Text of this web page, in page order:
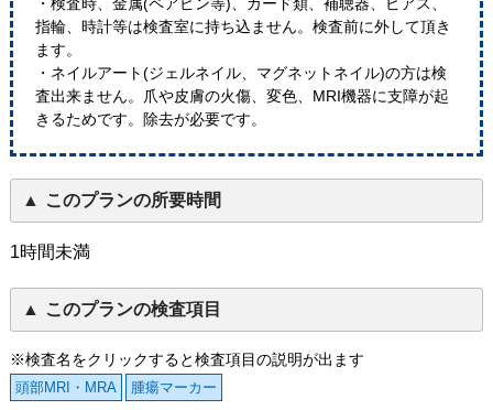
・検査時、金属(ペアピン等)、カード類、補聴器、ピアス、
指輪、時計等は検査室に持ち込ません。検査前に外して頂き
ます。
・ネイルアート(ジェルネイル、マグネットネイル)の方は検
査出来ません。爪や皮膚の火傷、変色、MRI機器に支障が起
きるためです。除去が必要です。
このプランの所要時間
1時間未満
このプランの検査項目
※検査名をクリックすると検査項目の説明が出ます
頭部MRI・MRA 腫瘍マーカー